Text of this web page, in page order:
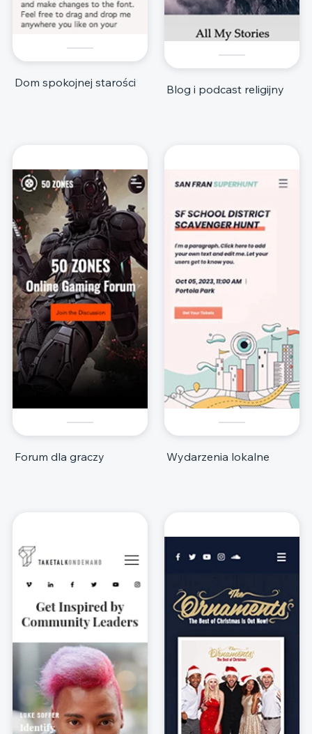
Dom spokojnej starości
Blog i podcast religijny
Forum dla graczy Wydarzenia lokalne